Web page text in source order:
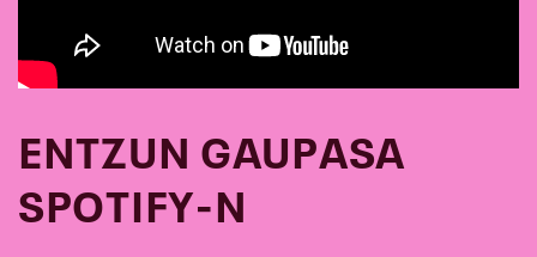
ENTZUN GAUPASA
SPOTIFY-N